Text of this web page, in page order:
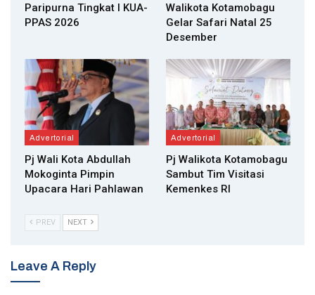
Paripurna Tingkat I KUA-
PPAS 2026
Walikota Kotamobagu
Gelar Safari Natal 25
Desember
Advertorial
Pj Wali Kota Abdullah
Mokoginta Pimpin
Upacara Hari Pahlawan
Advertorial
Pj Walikota Kotamobagu
Sambut Tim Visitasi
Kemenkes RI
PREV NEXT
Leave A Reply